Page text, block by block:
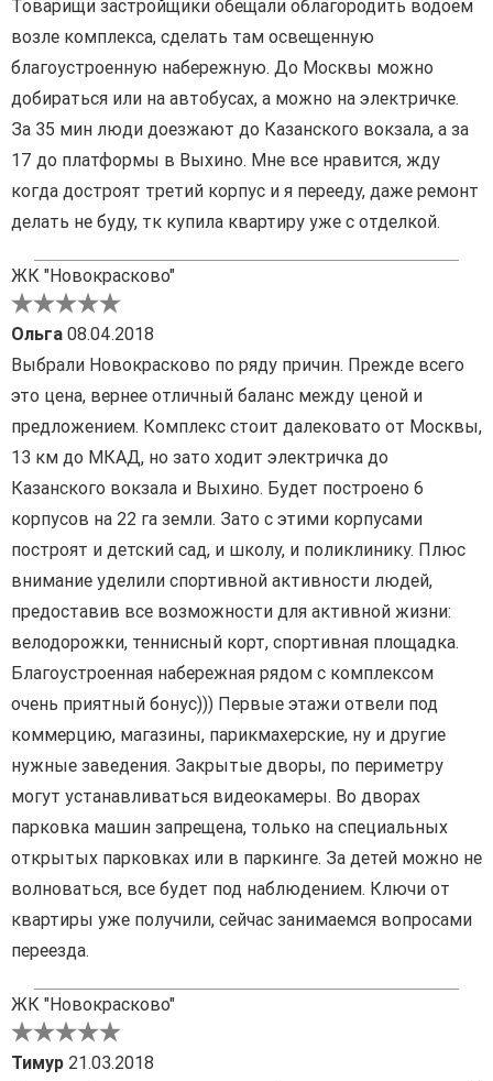
Товарищи застройщики обещали облагородить водоем
возле комплекса, сделать там освещенную
благоустроенную набережную. До Москвы можно
добираться или на автобусах, а можно на электричке.
За 35 мин люди доезжают до Казанского вокзала, а за
17 до платформы в Выхино. Мне все нравится, жду
когда достроят третий корпус и я перееду, даже ремонт
делать не буду, тк купила квартиру уже с отделкой.
ЖК "Новокрасково"
Ольга 08.04.2018
Выбрали Новокрасково по ряду причин. Прежде всего
это цена, вернее отличный баланс между ценой и
предложением. Комплекс стоит далековато от Москвы,
13 км до МКАД, но зато ходит электричка до
Казанского вокзала и Выхино. Будет построено 6
корпусов на 22 га земли. Зато с этими корпусами
построят и детский сад, и школу, и поликлинику. Плюс
внимание уделили спортивной активности людей,
предоставив все возможности для активной жизни:
велодорожки, теннисный корт, спортивная площадка.
Благоустроенная набережная рядом с комплексом
очень приятный бонус))) Первые этажи отвели под
коммерцию, магазины, парикмахерские, ну и другие
нужные заведения. Закрытые дворы, по периметру
могут устанавливаться видеокамеры. Во дворах
парковка машин запрещена, только на специальных
открытых парковках или в паркинге. За детей можно не
волноваться, все будет под наблюдением. Ключи от
квартиры уже получили, сейчас занимаемся вопросами
переезда.
ЖК "Новокрасково"
Тимур 21.03.2018